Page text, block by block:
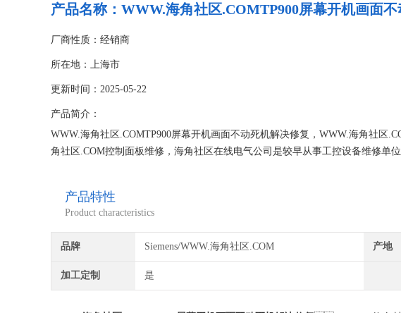
产品名称： WWW.海角社区.COMTP900屏幕开机画面
厂商性质：经销商
所在地：上海市
更新时间：2025-05-22
产品简介：
WWW.海角社区.COMTP900屏幕开机画面不动死机解决修复，WWW.海角社区
角社区.COM控制面板维修，海角社区在线电气公司是较早从事工控设备维修单
产品特性
Product characteristics
品牌 Siemens/WWW.海角社区.COM 产地
加工定制 是